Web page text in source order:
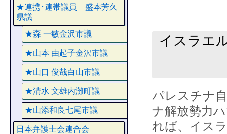
イスラエ
パレスチナ
ナ解放勢力
れば、イス
★連携･連帯議員 盛本芳久
県議
★森 一敏金沢市議
★山本 由起子金沢市議
★山口 俊哉白山市議
★清水 文雄内灘町議
★山添和良七尾市議
日本弁護士会連合会